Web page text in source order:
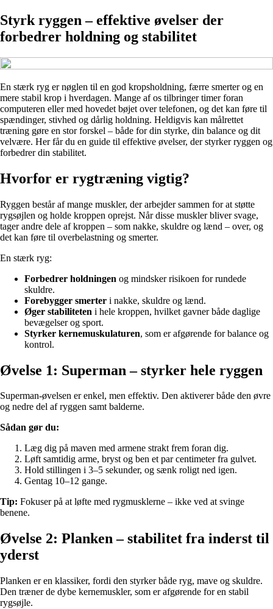
Styrk ryggen – effektive øvelser der
forbedrer holdning og stabilitet
En stærk ryg er nøglen til en god kropsholdning, færre smerter og en
mere stabil krop i hverdagen. Mange af os tilbringer timer foran
computeren eller med hovedet bøjet over telefonen, og det kan føre til
spændinger, stivhed og dårlig holdning. Heldigvis kan målrettet
træning gøre en stor forskel – både for din styrke, din balance og dit
velvære. Her får du en guide til effektive øvelser, der styrker ryggen og
forbedrer din stabilitet.
Hvorfor er rygtræning vigtig?
Ryggen består af mange muskler, der arbejder sammen for at støtte
rygsøjlen og holde kroppen oprejst. Når disse muskler bliver svage,
tager andre dele af kroppen – som nakke, skuldre og lænd – over, og
det kan føre til overbelastning og smerter.
En stærk ryg:
Forbedrer holdningen og mindsker risikoen for rundede
skuldre.
Forebygger smerter i nakke, skuldre og lænd.
Øger stabiliteten i hele kroppen, hvilket gavner både daglige
bevægelser og sport.
Styrker kernemuskulaturen, som er afgørende for balance og
kontrol.
Øvelse 1: Superman – styrker hele ryggen
Superman-øvelsen er enkel, men effektiv. Den aktiverer både den øvre
og nedre del af ryggen samt balderne.
Sådan gør du:
Læg dig på maven med armene strakt frem foran dig.
Løft samtidig arme, bryst og ben et par centimeter fra gulvet.
Hold stillingen i 3–5 sekunder, og sænk roligt ned igen.
Gentag 10–12 gange.
Tip: Fokuser på at løfte med rygmusklerne – ikke ved at svinge
benene.
Øvelse 2: Planken – stabilitet fra inderst til
yderst
Planken er en klassiker, fordi den styrker både ryg, mave og skuldre.
Den træner de dybe kernemuskler, som er afgørende for en stabil
rygsøjle.